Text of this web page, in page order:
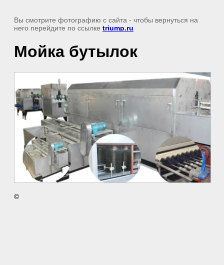
Вы смотрите фотографию с сайта - чтобы вернуться на
него перейдите по ссылке triump.ru
Мойка бутылок
©